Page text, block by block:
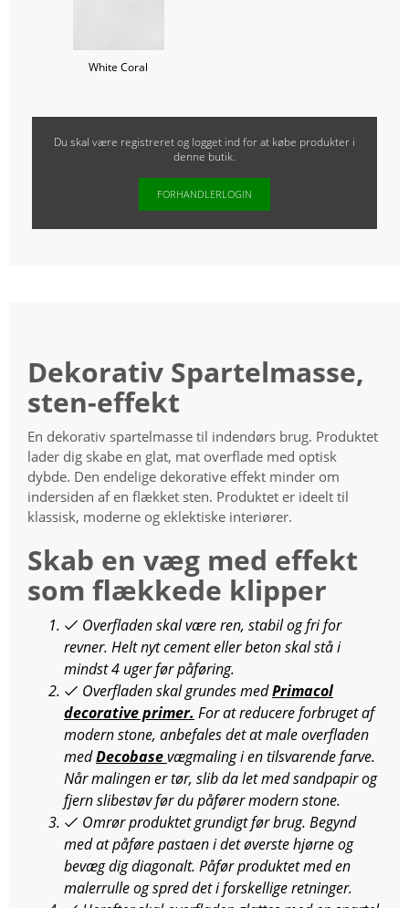
White Coral
Du skal være registreret og logget ind for at købe produkter i
denne butik.
FORHANDLERLOGIN
Dekorativ Spartelmasse,
sten-effekt
En dekorativ spartelmasse til indendørs brug. Produktet
lader dig skabe en glat, mat overflade med optisk
dybde. Den endelige dekorative effekt minder om
indersiden af en flækket sten. Produktet er ideelt til
klassisk, moderne og eklektiske interiører.
Skab en væg med effekt
som flækkede klipper
Overfladen skal være ren, stabil og fri for
revner. Helt nyt cement eller beton skal stå i
mindst 4 uger før påføring.
Overfladen skal grundes medPrimacol
decorative primer. For at reducere forbruget af
modern stone, anbefales det at male overfladen
medDecobasevægmaling i en tilsvarende farve.
Når malingen er tør, slib da let med sandpapir og
fjern slibestøv før du påfører modern stone.
Omrør produktet grundigt før brug. Begynd
med at påføre pastaen i det øverste hjørne og
bevæg dig diagonalt. Påfør produktet med en
malerrulle og spred det i forskellige retninger.